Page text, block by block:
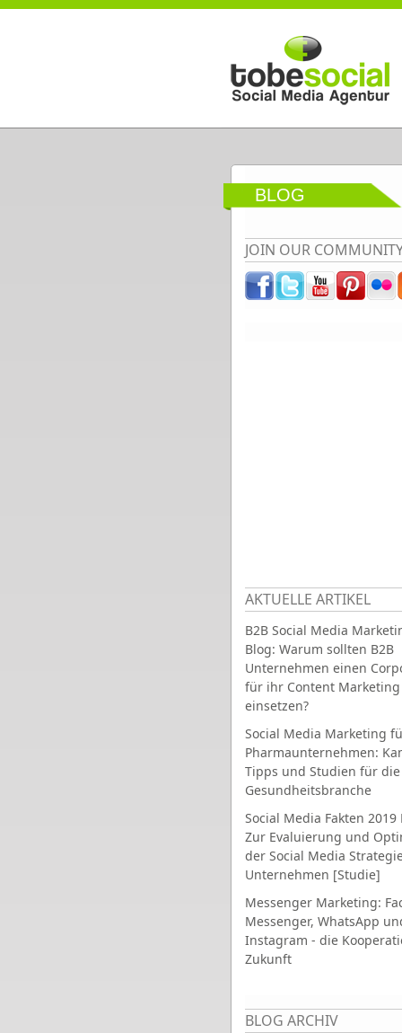
Direkt zum Inhalt
BLOG
JOIN OUR
AKTUELLE ARTIKEL
B2B Social Media
Blog: Warum sollten B2B
Unternehmen einen
für ihr Content Marketing
einsetzen?
Social Media Marketing
Pharmaunternehmen:
Tipps und Studien für die
Gesundheitsbranche
Social Media Fakten 2019
Zur Evaluierung und
der Social Media
Unternehmen [Studie]
Messenger Marketing:
Messenger, WhatsApp
Instagram - die
Zukunft
BLOG ARCHIV
Seiten